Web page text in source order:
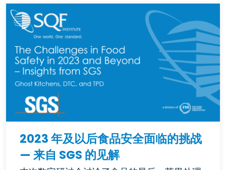
2023 年及以后食品安全面临的挑战
— 来自 SGS 的见解